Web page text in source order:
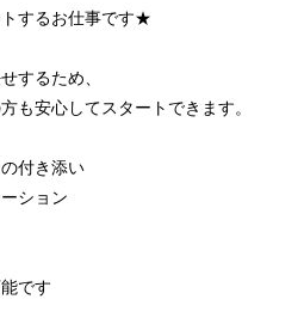
するお仕事です★
するため、
も安心してスタートできます。
付き添い
ション
です